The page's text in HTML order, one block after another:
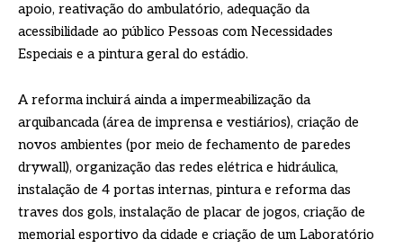
apoio, reativação do ambulatório, adequação da
acessibilidade ao público Pessoas com Necessidades
Especiais e a pintura geral do estádio.
A reforma incluirá ainda a impermeabilização da
arquibancada (área de imprensa e vestiários), criação de
novos ambientes (por meio de fechamento de paredes
drywall), organização das redes elétrica e hidráulica,
instalação de 4 portas internas, pintura e reforma das
traves dos gols, instalação de placar de jogos, criação de
memorial esportivo da cidade e criação de um Laboratório